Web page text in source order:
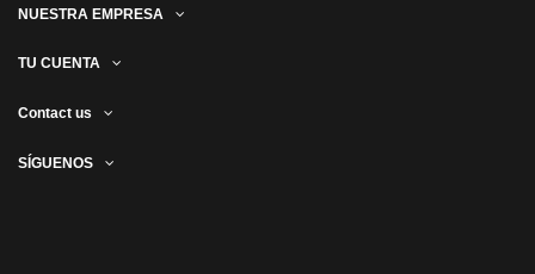
NUESTRA EMPRESA
TU CUENTA
Contact us
SÍGUENOS